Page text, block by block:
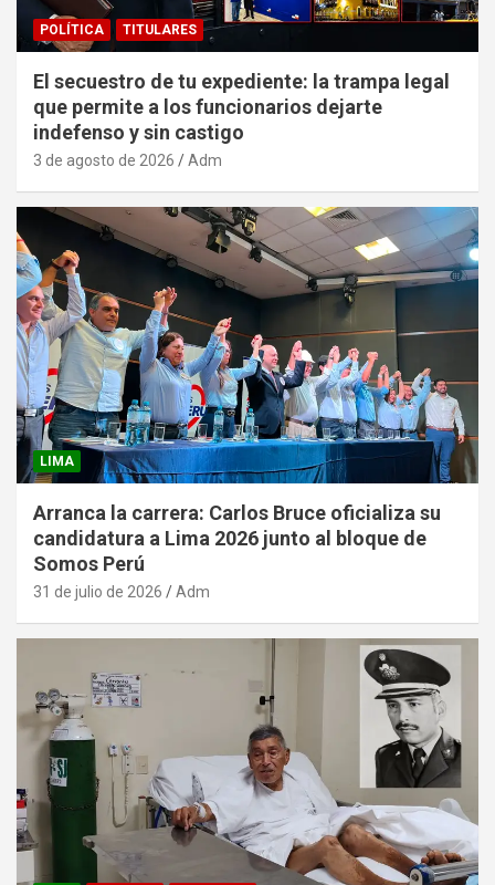
POLÍTICA TITULARES
El secuestro de tu expediente: la trampa legal
que permite a los funcionarios dejarte
indefenso y sin castigo
3 de agosto de 2026 Adm
LIMA
Arranca la carrera: Carlos Bruce oficializa su
candidatura a Lima 2026 junto al bloque de
Somos Perú
31 de julio de 2026 Adm